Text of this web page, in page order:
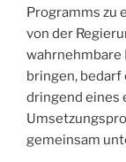
Programms zu
von der
wahrnehmbare
bringen, bedarf
dringend eines
gemeinsam